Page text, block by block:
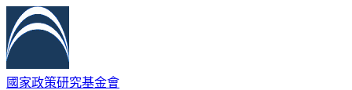
國家政策研究基金會